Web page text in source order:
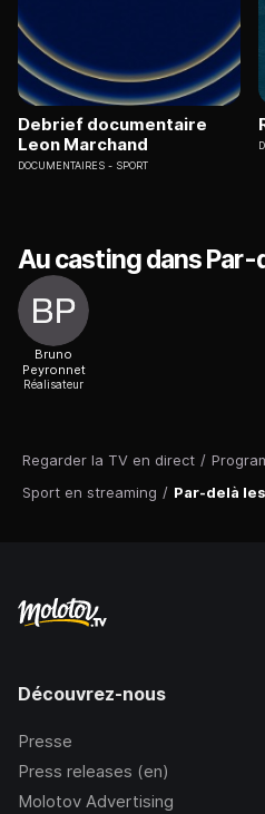
Regarder la TV en direct /
Sport en streaming / Par-delà
Debrief documentaire
Leon Marchand
DOCUMENTAIRES SPORT
Au casting dans
Bruno
Peyronnet
Réalisateur
Découvrez-nous
Presse
Press releases (en)
Molotov Advertising